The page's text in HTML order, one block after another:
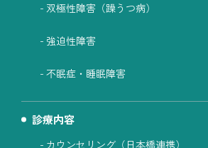
双極性障害（躁うつ病）
強迫性障害
不眠症・睡眠障害
診療内容
カウンセリング（日本橋連携）